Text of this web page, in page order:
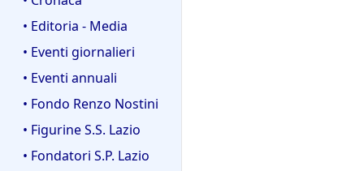
• Editoria - Media
• Eventi giornalieri
• Eventi annuali
• Fondo Renzo Nostini
• Figurine S.S. Lazio
• Fondatori S.P. Lazio